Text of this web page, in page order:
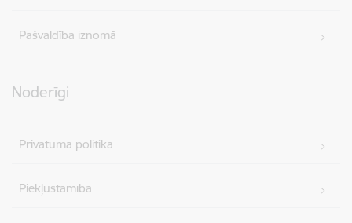
Pašvaldība iznomā
Noderīgi
Privātuma politika
Piekļūstamība